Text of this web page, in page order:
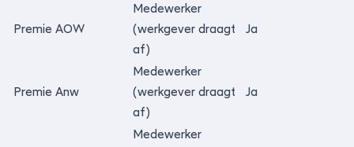
Premie AOW
Medewerker
(werkgever draagt
af)
Ja
Premie Anw
Medewerker
(werkgever draagt
af)
Ja
Medewerker